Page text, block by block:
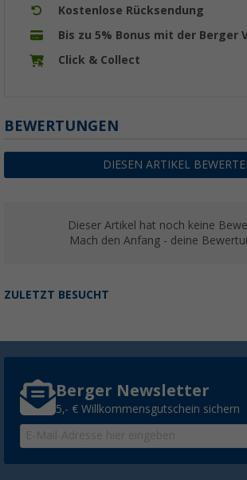
Kostenlose Rücksendung
Bis zu 5% Bonus mit der Berger
Click & Collect
BEWERTUNGEN
DIESEN ARTIKEL
Dieser Artikel hat noch keine
Mach den Anfang - deine
ZULETZT BESUCHT
Berger Newsletter
5,- € Willkommensgutschein sichern